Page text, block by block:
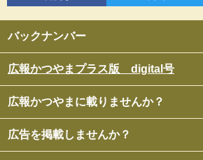
バックナンバー
広報かつやまプラス版 digital号
広報かつやまに載りませんか？
広告を掲載しませんか？